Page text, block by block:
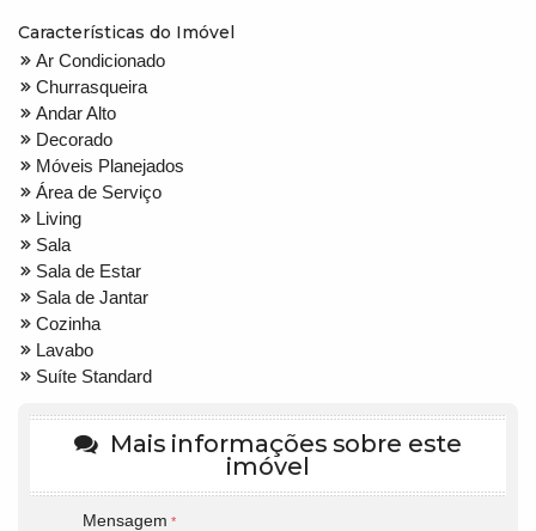
Características do Imóvel
Ar Condicionado
Churrasqueira
Andar Alto
Decorado
Móveis Planejados
Área de Serviço
Living
Sala
Sala de Estar
Sala de Jantar
Cozinha
Lavabo
Suíte Standard
Mais informações sobre este
imóvel
Mensagem